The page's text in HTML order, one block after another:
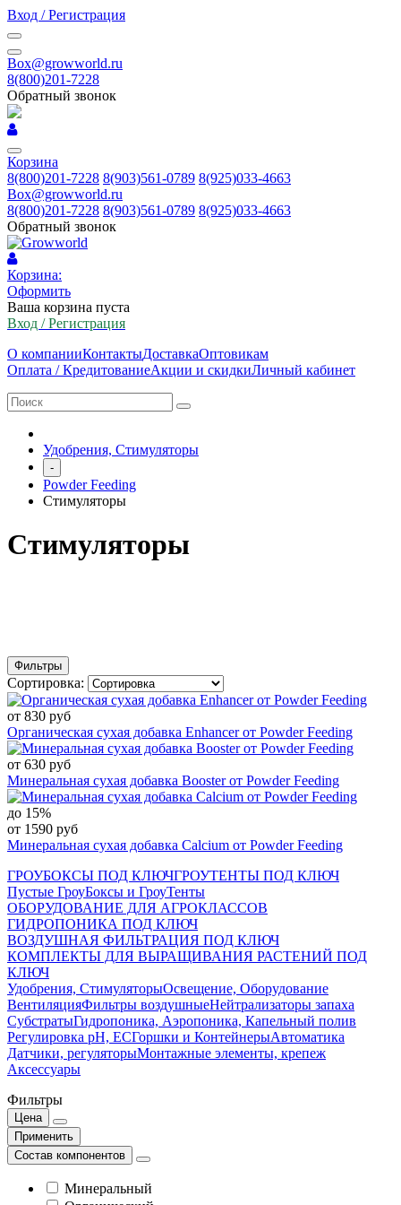
Вход / Регистрация
Box@growworld.ru
8(800)201-7228
Обратный звонок
Корзина
8(800)201-7228 8(903)561-0789 8(925)033-4663
Box@growworld.ru
8(800)201-7228 8(903)561-0789 8(925)033-4663
Обратный звонок
Корзина:
Оформить
Ваша корзина пуста
Вход / Регистрация
О компанииКонтактыДоставкаОптовикам
Оплата / КредитованиеАкции и скидкиЛичный кабинет
Удобрения, Стимуляторы
-
Powder Feeding
Стимуляторы
Стимуляторы
Фильтры
Сортировка:
от 830 руб
Органическая сухая добавка Enhancer от Powder Feeding
от 630 руб
Минеральная сухая добавка Booster от Powder Feeding
до 15%
от 1590 руб
Минеральная сухая добавка Calcium от Powder Feeding
ГРОУБОКСЫ ПОД КЛЮЧГРОУТЕНТЫ ПОД КЛЮЧ
Пустые ГроуБоксы и ГроуТенты
ОБОРУДОВАНИЕ ДЛЯ АГРОКЛАССОВ
ГИДРОПОНИКА ПОД КЛЮЧ
ВОЗДУШНАЯ ФИЛЬТРАЦИЯ ПОД КЛЮЧ
КОМПЛЕКТЫ ДЛЯ ВЫРАЩИВАНИЯ РАСТЕНИЙ ПОД
КЛЮЧ
Удобрения, СтимуляторыОсвещение, Оборудование
ВентиляцияФильтры воздушныеНейтрализаторы запаха
СубстратыГидропоника, Аэропоника, Капельный полив
Регулировка pH, ECГоршки и КонтейнерыАвтоматика
Датчики, регуляторыМонтажные элементы, крепеж
Аксессуары
Фильтры
Цена
Применить
Состав компонентов
Минеральный